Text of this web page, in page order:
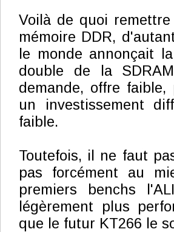
Voilà de quoi
mémoire DDR,
le monde annonçait
double de la
demande, offre
un investissement
faible.
Toutefois, il ne faut
pas forcément au
premiers benchs
légèrement plus
que le futur KT266 le